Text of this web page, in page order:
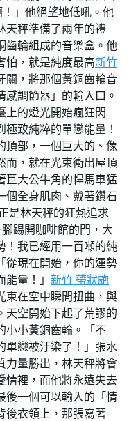
」他絕望地低吼。他
天秤準備了兩年的禮
齒輪組成的音樂盒。他
怕，就是純度最高新竹
關，將那個黃銅齒輪音
調節器」的輸入口。
上的燈光開始瘋狂閃
致純粹的單戀能量！
頂部，一個巨大的、像
而，就在光束衝出屋頂
巨大公牛角的悍馬車猛
個全身肌肉、戴著鑽石
是林天秤的狂熱追求
踢開咖啡館的門，大
！我已經用一百噸的純
從現在開始，你的運勢
量！」 新竹 帶狀皰
束在空中瞬間扭曲，與
天空開始下起了荒謬的
小小黃銅齒輪。「不
單戀被汙染了！」張水
力量勝出，林天秤將會
情裡，而他將永遠失去
後一個可以輸入的「情
後衣領上，那張寫著